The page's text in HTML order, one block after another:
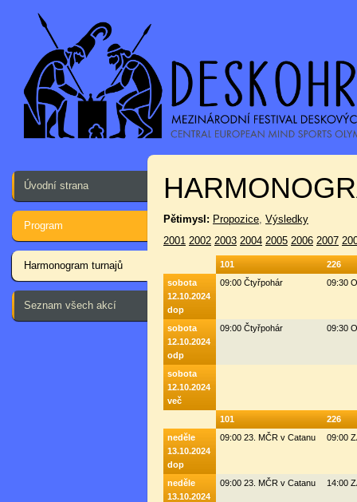
Úvodní strana
Program
Harmonogram turnajů
Seznam všech akcí
Pětimysl: Propozice, Výsledky
2001 2002 2003 2004 2005 2006 2007
101
226
sobota
12.10.2024
dop
09:00 Čtyřpohár 09:30
sobota
12.10.2024
odp
09:00 Čtyřpohár 09:30
sobota
12.10.2024
več
101
226
neděle
13.10.2024
dop
09:00 23. MČR v Catanu 09:00
neděle
13.10.2024
09:00 23. MČR v Catanu 14:00